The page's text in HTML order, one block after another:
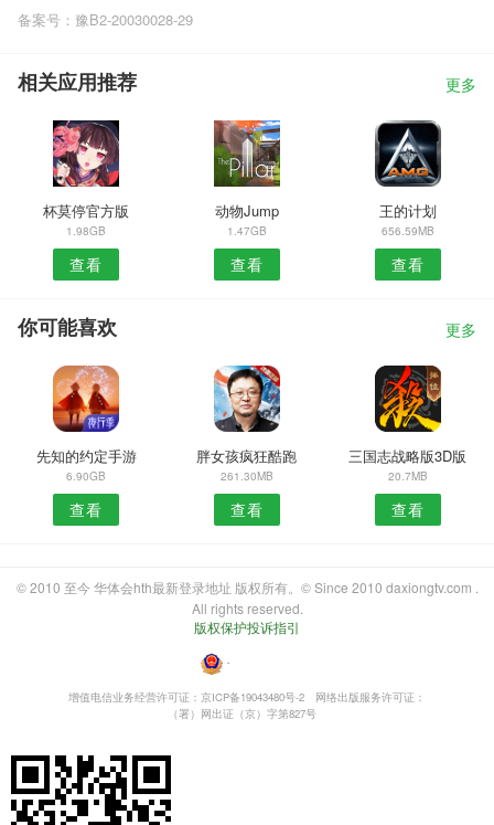
备案号：豫B2-20030028-29
相关应用推荐 更多
杯莫停官方版
1.98GB
查看
动物Jump
1.47GB
查看
王的计划
656.59MB
查看
你可能喜欢 更多
先知的约定手游
6.90GB
查看
胖女孩疯狂酷跑
261.30MB
查看
三国志战略版3D版
20.7MB
查看
© 2010 至今 华体会hth最新登录地址 版权所有。© Since 2010 daxiongtv.com .
All rights reserved.
版权保护投诉指引
・
增值电信业务经营许可证：京ICP备19043480号-2
网络出版服务许可证：
（署）网出证（京）字第827号